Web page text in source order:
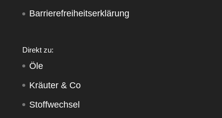
Barrierefreiheitserklärung
Direkt zu:
Öle
Kräuter & Co
Stoffwechsel